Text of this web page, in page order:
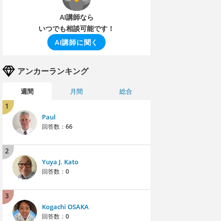
AI講師なら
いつでも相談可能です！
AI講師に聞く
アンカーランキング
週間 月間 総合
1
Paul
回答数： 66
2
Yuya J. Kato
回答数： 0
3
Kogachi OSAKA
回答数： 0